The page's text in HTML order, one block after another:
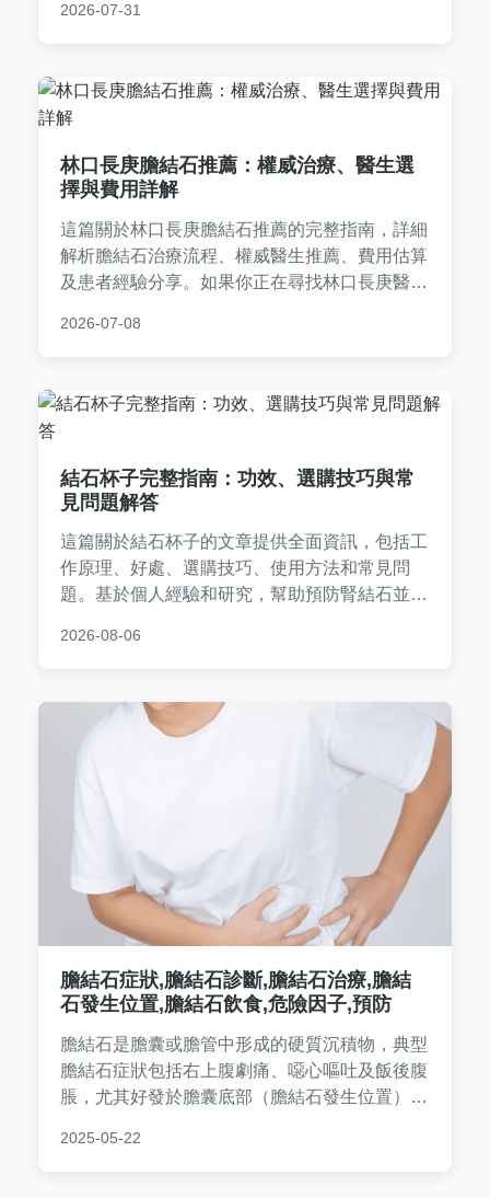
面產品，這篇指南都能提供實用資訊，幫助你做
2026-07-31
林口長庚膽結石推薦：權威治療、醫生選
擇與費用詳解
這篇關於林口長庚膽結石推薦的完整指南，詳細
解析膽結石治療流程、權威醫生推薦、費用估算
及患者經驗分享。如果你正在尋找林口長庚醫院
裡提供全面解答，幫助你做出最佳決策。內容包
2026-07-08
結石杯子完整指南：功效、選購技巧與常
見問題解答
這篇關於結石杯子的文章提供全面資訊，包括工
作原理、好處、選購技巧、使用方法和常見問
題。基於個人經驗和研究，幫助預防腎結石並改
用建議，適合腎結石高風險群體參考。
2026-08-06
膽結石症狀,膽結石診斷,膽結石治療,膽結
石發生位置,膽結石飲食,危險因子,預防
膽結石是膽囊或膽管中形成的硬質沉積物，典型‌
膽結石症狀‌包括右上腹劇痛、噁心嘔吐及飯後腹
脹，尤其好發於膽囊底部（‌膽結石發生位置‌）。‌
情況選擇藥物溶解、體外震波（‌膽結石治療‌）或
2025-05-22